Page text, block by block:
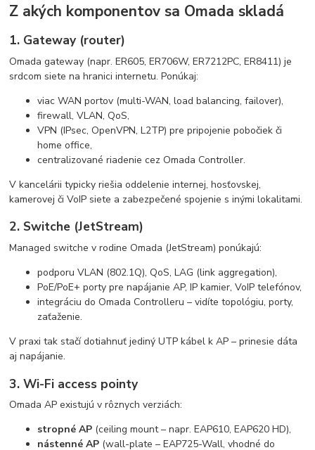
Z akých komponentov sa Omada skladá
1. Gateway (router)
Omada gateway (napr. ER605, ER706W, ER7212PC, ER8411) je
srdcom siete na hranici internetu. Ponúkaj:
viac WAN portov (multi-WAN, load balancing, failover),
firewall, VLAN, QoS,
VPN (IPsec, OpenVPN, L2TP) pre pripojenie pobočiek či
home office,
centralizované riadenie cez Omada Controller.
V kancelárii typicky riešia oddelenie internej, hosťovskej,
kamerovej či VoIP siete a zabezpečené spojenie s inými lokalitami.
2. Switche (JetStream)
Managed switche v rodine Omada (JetStream) ponúkajú:
podporu VLAN (802.1Q), QoS, LAG (link aggregation),
PoE/PoE+ porty pre napájanie AP, IP kamier, VoIP telefónov,
integráciu do Omada Controlleru – vidíte topológiu, porty,
zaťaženie.
V praxi tak stačí dotiahnuť jediný UTP kábel k AP – prinesie dáta
aj napájanie.
3. Wi-Fi access pointy
Omada AP existujú v rôznych verziách:
stropné AP (ceiling mount – napr. EAP610, EAP620 HD),
nástenné AP (wall-plate – EAP725-Wall, vhodné do